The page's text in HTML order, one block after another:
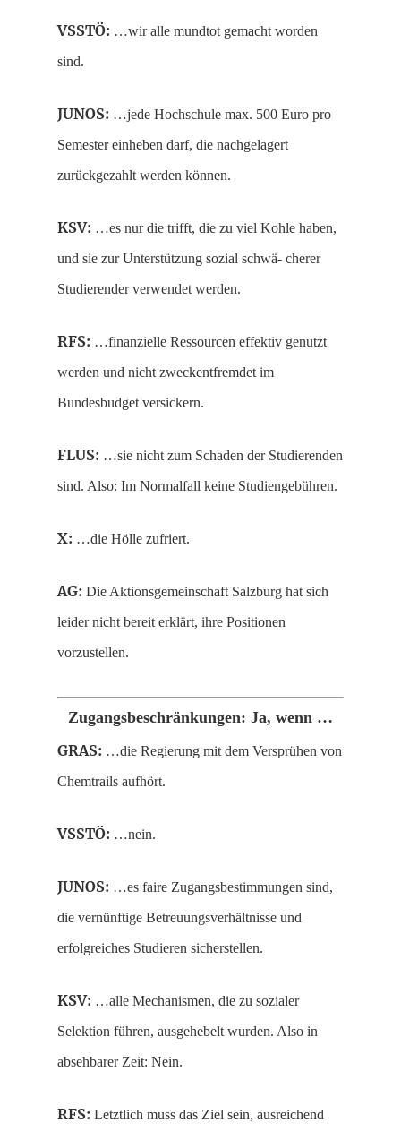
VSSTÖ: …wir alle mundtot gemacht worden
sind.
JUNOS: …jede Hochschule max. 500 Euro pro
Semester einheben darf, die nachgelagert
zurückgezahlt werden können.
KSV: …es nur die trifft, die zu viel Kohle haben,
und sie zur Unterstützung sozial schwä- cherer
Studierender verwendet werden.
RFS: …finanzielle Ressourcen effektiv genutzt
werden und nicht zweckentfremdet im
Bundesbudget versickern.
FLUS: …sie nicht zum Schaden der Studierenden
sind. Also: Im Normalfall keine Studiengebühren.
X: …die Hölle zufriert.
AG: Die Aktionsgemeinschaft Salzburg hat sich
leider nicht bereit erklärt, ihre Positionen
vorzustellen.
Zugangsbeschränkungen: Ja, wenn …
GRAS: …die Regierung mit dem Versprühen von
Chemtrails aufhört.
VSSTÖ: …nein.
JUNOS: …es faire Zugangsbestimmungen sind,
die vernünftige Betreuungsverhältnisse und
erfolgreiches Studieren sicherstellen.
KSV: …alle Mechanismen, die zu sozialer
Selektion führen, ausgehebelt wurden. Also in
absehbarer Zeit: Nein.
RFS: Letztlich muss das Ziel sein, ausreichend